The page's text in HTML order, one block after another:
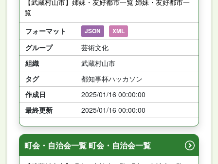
覧
フォーマット
JSON XML
グループ
芸術文化
組織
武蔵村山市
タグ
都知事杯ハッカソン
作成日
2025/01/16 00:00:00
最終更新
2025/01/16 00:00:00
町会・自治会一覧 町会・自治会一覧